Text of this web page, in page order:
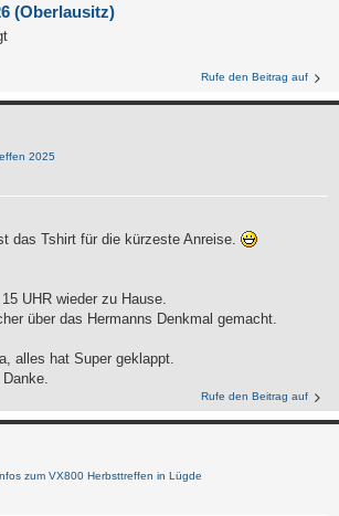
(Oberlausitz)
Rufe den Beitrag auf
2025
das Tshirt für die kürzeste Anreise.
UHR wieder zu Hause.
über das Hermanns Denkmal gemacht.
alles hat Super geklappt.
Rufe den Beitrag auf
zum VX800 Herbsttreffen in Lügde